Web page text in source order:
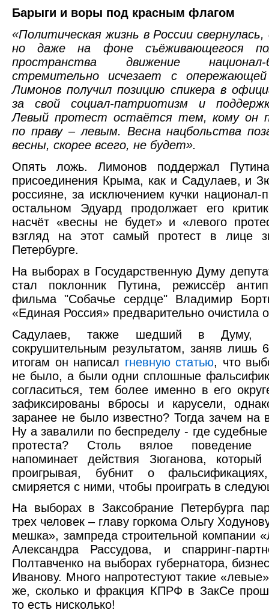
Барыги и воры под красным флагом
«Политическая жизнь в России свернулась,
но даже на фоне съёживающегося
пространства движение национал-
стремительно исчезает с
Лимонов получил позицию спикера в
за свой социал-патриотизм и
Левый протест остаётся тем, кому он
по праву – левым. Весна нацбольства
весны, скорее всего, не будет».
Опять ложь. Лимонов поддержал
присоединения Крыма, как и Садулаев, и
россияне, за исключением кучки национал-
остальном Эдуард продолжает его
насчёт «весны не будет» и «левого
взгляд на этот самый протест в лице
Петербурге.
На выборах в Государственную Думу
стал поклонник Путина, режиссёр
фильма "Собачье сердце" Владимир
«Единая Россия» предварительно очистила
Садулаев, также шедший в Думу,
сокрушительным результатом, заняв лишь
итогам он написал гневную статью, что
не было, а были одни сплошные
согласиться, тем более именно в его
зафиксированы вбросы и карусели,
заранее не было известно? Тогда зачем
Ну а завалили по беспределу - где
протеста? Столь вялое поведение
напоминает действия Зюганова,
проигрывая, бубнит о
смиряется с ними, чтобы проиграть в
На выборах в Заксобрание Петербурга
трех человек – главу горкома Ольгу
мешка», зампреда строительной компании
Александра Рассудова, и спарринг-
Полтавченко на выборах губернатора,
Иванову. Много напротестуют такие
же, сколько и фракция КПРФ в ЗакСе
то есть нисколько!